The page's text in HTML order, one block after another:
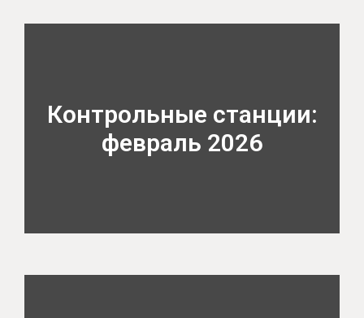
Контрольные станции:
февраль 2026